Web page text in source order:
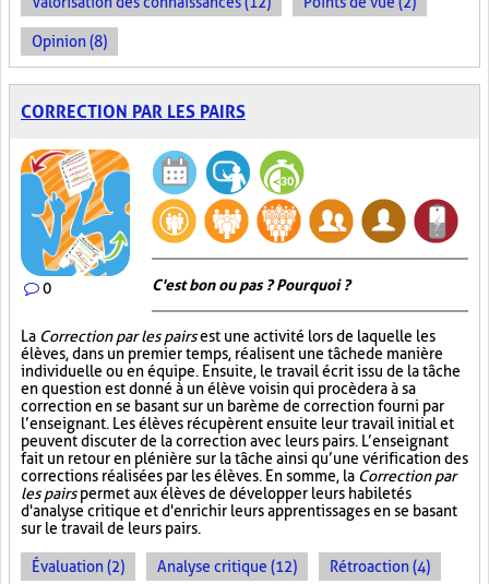
Opinion (8)
CORRECTION PAR LES PAIRS
0 C'est bon ou pas ? Pourquoi ?
La Correction par les pairsest une activité lors de laquelle les
élèves, dans un premier temps, réalisent une tâche de manière
individuelle ou en équipe. Ensuite, le travail écrit issu de la tâche
en question est donné à un élève voisin qui procèdera à sa
correction en se basant sur un barème de correction fourni par
l’enseignant. Les élèves récupèrent ensuite leur travail initial et
peuvent discuter de la correction avec leurs pairs. L’enseignant
fait un retour en plénière sur la tâche ainsi qu’une vérification des
corrections réalisées par les élèves. En somme, la Correction par
les pairspermet aux élèves de développer leurs habiletés
d'analyse critique et d'enrichir leurs apprentissages en se basant
sur le travail de leurs pairs.
Évaluation (2) Analyse critique (12) Rétroaction (4)